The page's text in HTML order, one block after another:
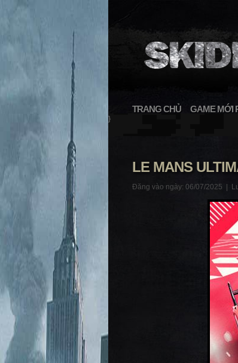
TRANG CHỦ GAME MỚI
}
LE MANS
Đăng vào ngày: 06/07/2025 |